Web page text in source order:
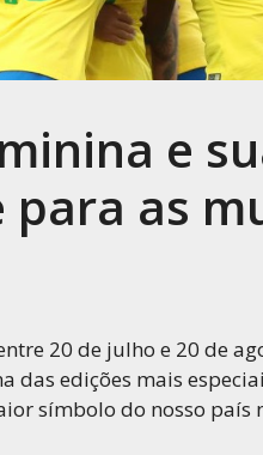
e
as
20 de julho e 20 de
das edições mais
símbolo do nosso país